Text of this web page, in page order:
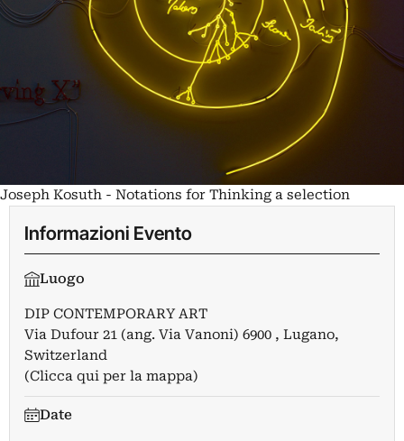
Joseph Kosuth - Notations for Thinking a selection
Informazioni Evento
Luogo
DIP CONTEMPORARY ART
Via Dufour 21 (ang. Via Vanoni) 6900 , Lugano,
Switzerland
(Clicca qui per la mappa)
Date